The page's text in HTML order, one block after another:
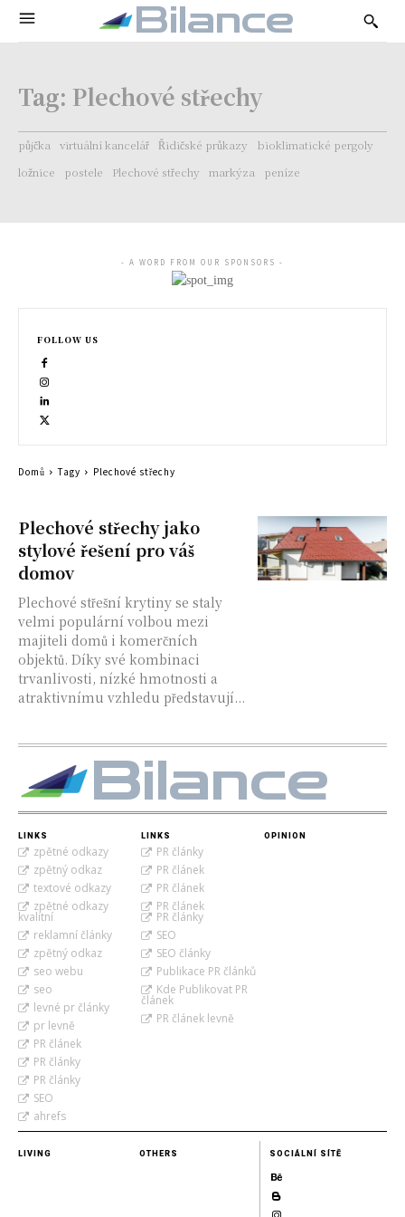
Bilance
Tag: Plechové střechy
půjčka virtuální kancelář Řidičské průkazy
bioklimatické pergoly
ložnice
postele Plechové střechy markýza peníze
Plechové střechy jako
stylové řešení pro váš
domov
Plechové střešní krytiny se staly
velmi populární volbou mezi
majiteli domů i komerčních
objektů. Díky své kombinaci
trvanlivosti, nízké hmotnosti a
atraktivnímu vzhledu představují...
- A WORD FROM OUR SPONSORS -
FOLLOW US
Domů Tagy Plechové střechy
Bilance
LINKS
zpětné odkazy
zpětný odkaz
textové odkazy
zpětné odkazy
kvalitní
reklamní články
zpětný odkaz
seo webu
seo
levné pr články
pr levně
PR článek
PR články
PR články
SEO
ahrefs
LINKS
PR články
PR článek
PR článek
PR článek
PR články
SEO
SEO články
Publikace PR článků
Kde Publikovat PR
článek
PR článek levně
OPINION
LIVING OTHERS SOCIÁLNÍ SÍTĚ